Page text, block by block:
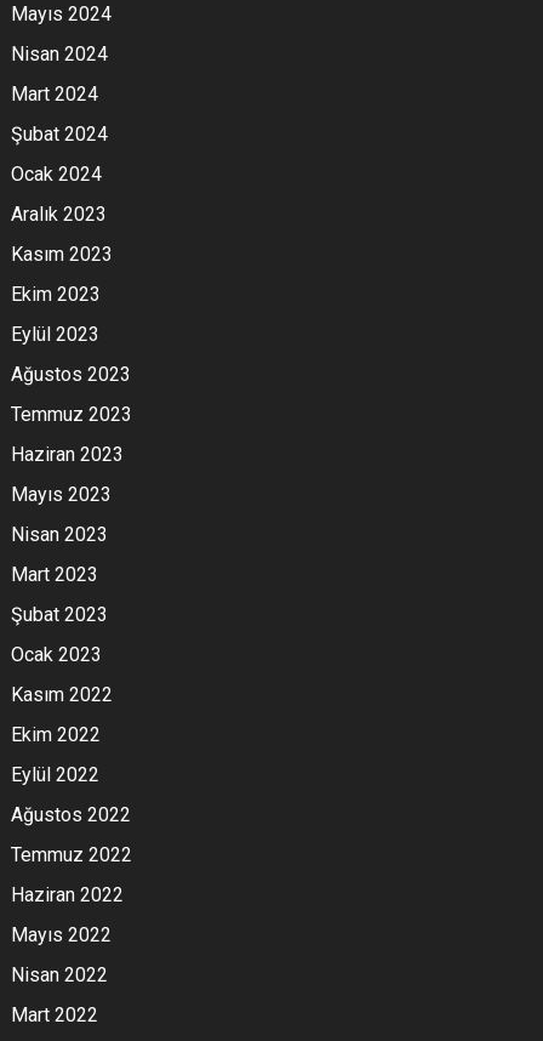
Mayıs 2024
Nisan 2024
Mart 2024
Şubat 2024
Ocak 2024
Aralık 2023
Kasım 2023
Ekim 2023
Eylül 2023
Ağustos 2023
Temmuz 2023
Haziran 2023
Mayıs 2023
Nisan 2023
Mart 2023
Şubat 2023
Ocak 2023
Kasım 2022
Ekim 2022
Eylül 2022
Ağustos 2022
Temmuz 2022
Haziran 2022
Mayıs 2022
Nisan 2022
Mart 2022